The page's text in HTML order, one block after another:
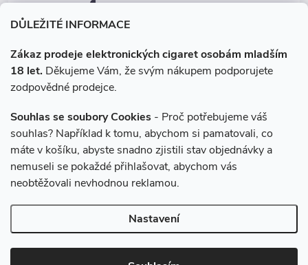
DŮLEŽITÉ INFORMACE
Zákaz prodeje elektronických cigaret osobám mladším
18 let. Děkujeme Vám, že svým nákupem podporujete
zodpovědné prodejce.
Souhlas se soubory Cookies - Proč potřebujeme váš
souhlas? Například k tomu, abychom si pamatovali, co
máte v košíku, abyste snadno zjistili stav objednávky a
nemuseli se pokaždé přihlašovat, abychom vás
neobtěžovali nevhodnou reklamou.
Nastavení
facebook.com/e-cigarety.cz
Instagram
Vytvořil Shoptet
e-cigarety.cz. Všechna práva vyhrazena.
nastavení cookies